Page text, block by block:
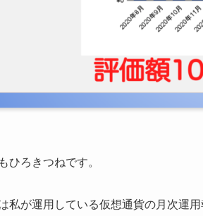
ひろきつねです。
私が運用している仮想通貨の月次運用